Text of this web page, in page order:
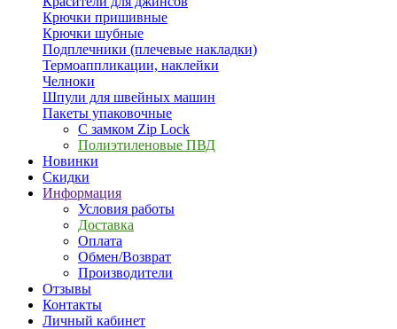
Крючки пришивные
Крючки шубные
Подплечники (плечевые накладки)
Термоаппликации, наклейки
Челноки
Шпули для швейных машин
Пакеты упаковочные
С замком Zip Lock
Полиэтиленовые ПВД
Новинки
Скидки
Информация
Условия работы
Доставка
Оплата
Обмен/Возврат
Производители
Отзывы
Контакты
Личный кабинет